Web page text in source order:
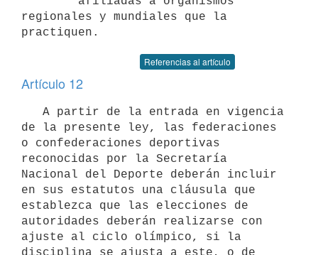
regionales y mundiales que la
Referencias al artículo
Artículo 12
de la presente ley, las federaciones
o confederaciones deportivas
reconocidas por la Secretaría
Nacional del Deporte deberán incluir
en sus estatutos una cláusula que
establezca que las elecciones de
autoridades deberán realizarse con
ajuste al ciclo olímpico, si la